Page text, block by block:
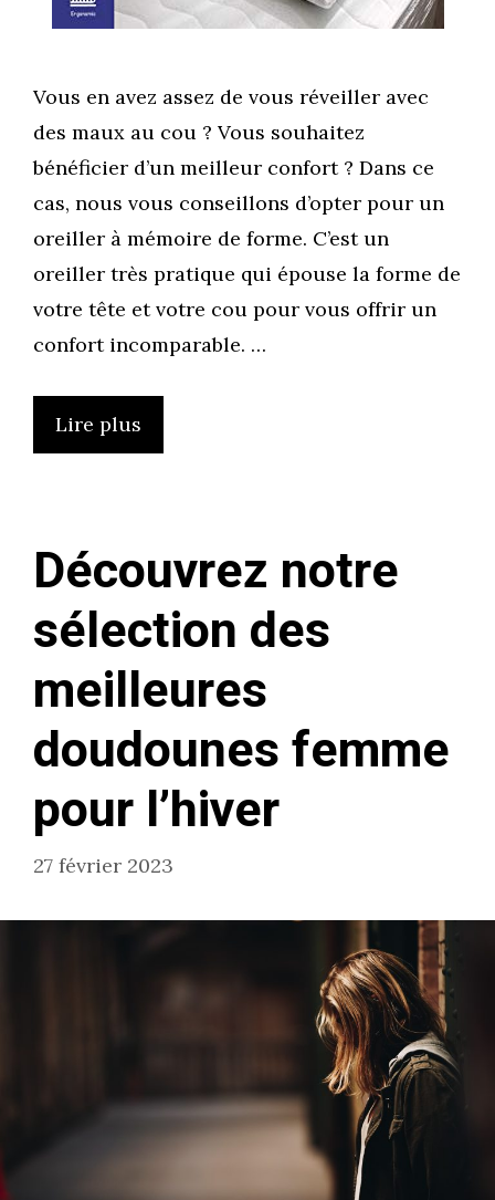
Vous en avez assez de vous réveiller avec
des maux au cou ? Vous souhaitez
bénéficier d’un meilleur confort ? Dans ce
cas, nous vous conseillons d’opter pour un
oreiller à mémoire de forme. C’est un
oreiller très pratique qui épouse la forme de
votre tête et votre cou pour vous offrir un
confort incomparable. …
Lire plus
Découvrez notre
sélection des
meilleures
doudounes femme
pour l’hiver
27 février 2023